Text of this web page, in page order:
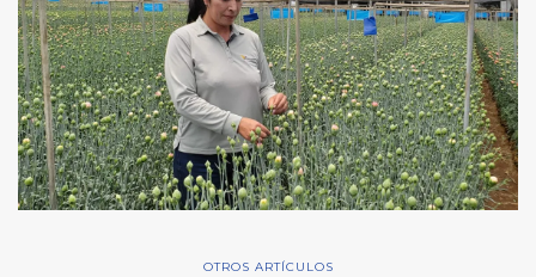
OTROS ARTÍCULOS